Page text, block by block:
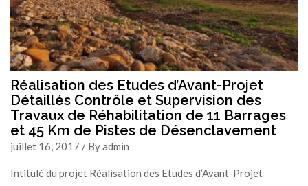
Réalisation des Etudes d’Avant-Projet
Détaillés Contrôle et Supervision des
Travaux de Réhabilitation de 11 Barrages
et 45 Km de Pistes de Désenclavement
juillet 16, 2017 / By admin
Intitulé du projet Réalisation des Etudes d’Avant-Projet